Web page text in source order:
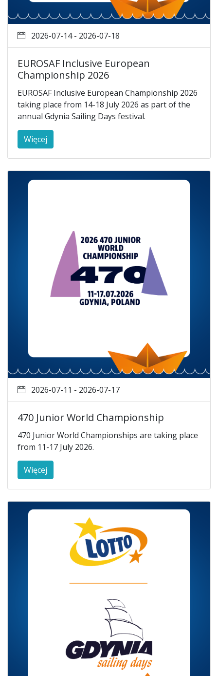
2026-07-14 - 2026-07-18
EUROSAF Inclusive European
Championship 2026
EUROSAF Inclusive European Championship 2026
taking place from 14-18 July 2026 as part of the
annual Gdynia Sailing Days festival.
Więcej
2026-07-11 - 2026-07-17
470 Junior World Championship
470 Junior World Championships are taking place
from 11-17 July 2026.
Więcej